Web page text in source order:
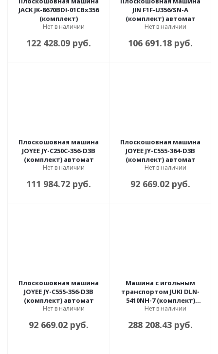
JACK JK-8670BDI-01CBx356
(комплект)
Нет в наличии
122 428.09 руб.
JIN F1F-U356/SN-A
(комплект) автомат
Нет в наличии
106 691.18 руб.
Плоскошовная машина
JOYEE JY-С250C-356-D3B
(комплект) автомат
Нет в наличии
111 984.72 руб.
Плоскошовная машина
JOYEE JY-C555-364-D3B
(комплект) автомат
Нет в наличии
92 669.02 руб.
Плоскошовная машина
JOYEE JY-C555-356-D3B
(комплект) автомат
Нет в наличии
92 669.02 руб.
Машина c игольным
транспортом JUKI DLN-
5410NH-7 (комплект)
автомат
Нет в наличии
288 208.43 руб.